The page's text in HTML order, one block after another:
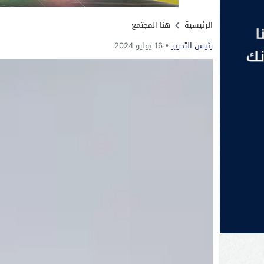
الرئيسية
هنا المجتمع
رئيس التحرير 16 يوليو 2024